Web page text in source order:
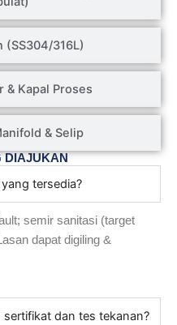
(SS304/316L)
& Kapal Proses
& Selip
DIAJUKAN
tersedia?
semir sanitasi (target
dapat digiling &
dan tes tekanan?